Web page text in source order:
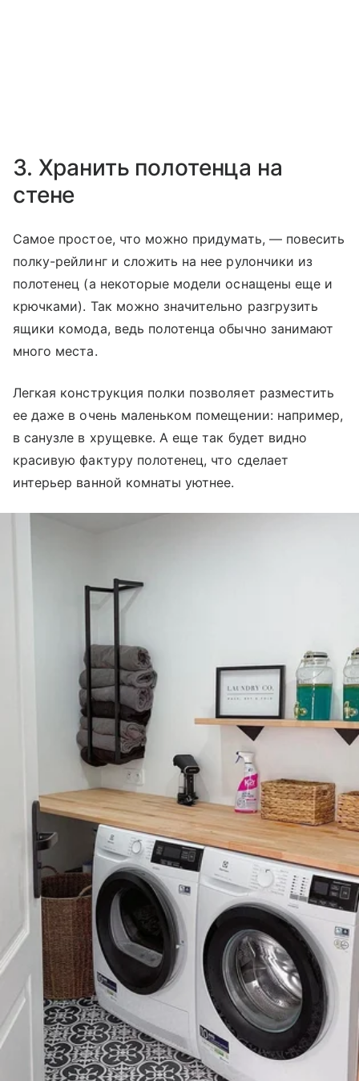
3. Хранить полотенца на
стене
Самое простое, что можно придумать, — повесить
полку-рейлинг и сложить на нее рулончики из
полотенец (а некоторые модели оснащены еще и
крючками). Так можно значительно разгрузить
ящики комода, ведь полотенца обычно занимают
много места.
Легкая конструкция полки позволяет разместить
ее даже в очень маленьком помещении: например,
в санузле в хрущевке. А еще так будет видно
красивую фактуру полотенец, что сделает
интерьер ванной комнаты уютнее.